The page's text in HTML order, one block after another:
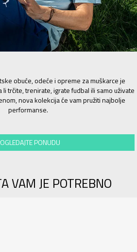
obuće, odeće i opreme za muškarce je
trčite, trenirate, igrate fudbal ili samo uživate
nova kolekcija će vam pružiti najbolje
performanse.
PONUDU
VAM JE POTREBNO